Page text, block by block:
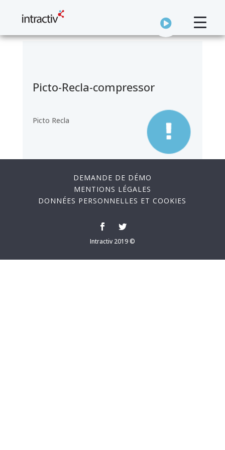
Picto-Recla-compressor
Picto Recla
DEMANDE DE DÉMO
MENTIONS LÉGALES
DONNÉES PERSONNELLES ET COOKIES
Intractiv 2019 ©